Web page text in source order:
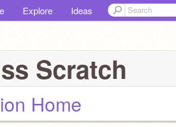
Explore Ideas
Scratch
Home